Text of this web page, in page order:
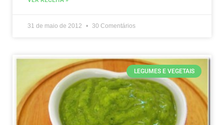
31 de maio de 2012 30 Comentários
LEGUMES E VEGETAIS